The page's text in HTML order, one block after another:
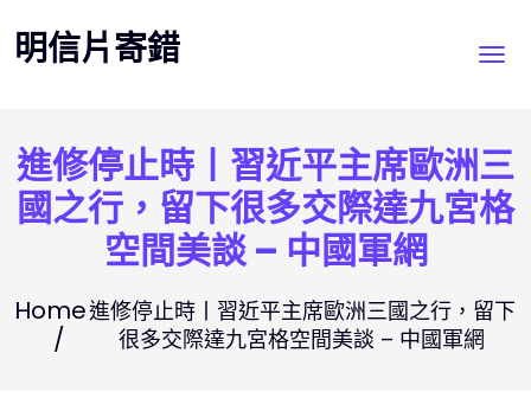
to
content
明信片寄錯
進修停止時丨習近平主席歐洲三
國之行，留下很多交際達九宮格
空間美談 – 中國軍網
Home進修停止時丨習近平主席歐洲三國之行，留下
很多交際達九宮格空間美談 – 中國軍網